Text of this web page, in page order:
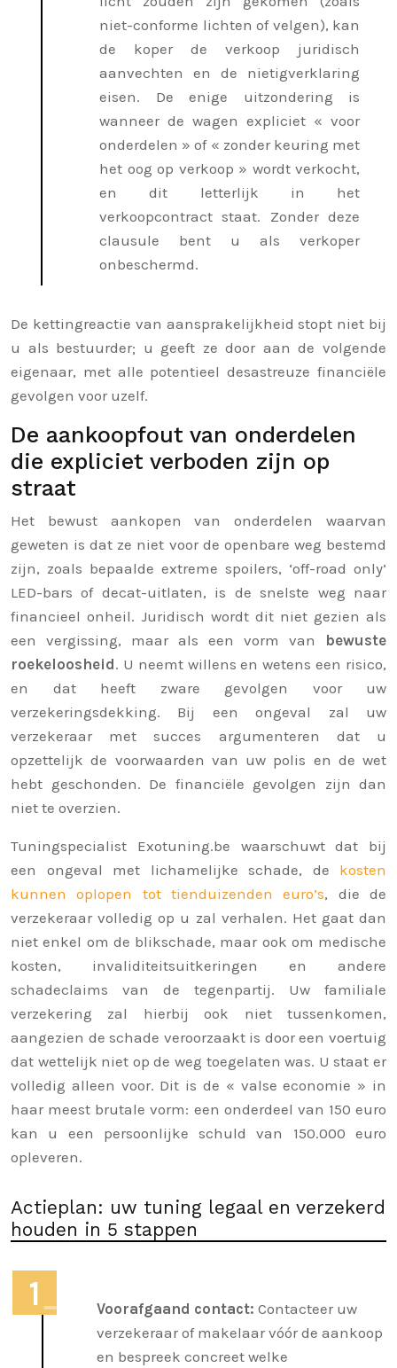
niet-conforme lichten of velgen), kan
de koper de verkoop juridisch
aanvechten en de nietigverklaring
eisen. De enige uitzondering is
wanneer de wagen expliciet « voor
onderdelen » of « zonder keuring met
het oog op verkoop » wordt verkocht,
en dit letterlijk in het
verkoopcontract staat. Zonder deze
clausule bent u als verkoper
onbeschermd.
De kettingreactie van aansprakelijkheid stopt niet bij
u als bestuurder; u geeft ze door aan de volgende
eigenaar, met alle potentieel desastreuze financiële
gevolgen voor uzelf.
De aankoopfout van onderdelen
die expliciet verboden zijn op
straat
Het bewust aankopen van onderdelen waarvan
geweten is dat ze niet voor de openbare weg bestemd
zijn, zoals bepaalde extreme spoilers, ‘off-road only’
LED-bars of decat-uitlaten, is de snelste weg naar
financieel onheil. Juridisch wordt dit niet gezien als
een vergissing, maar als een vorm van bewuste
roekeloosheid. U neemt willens en wetens een risico,
en dat heeft zware gevolgen voor uw
verzekeringsdekking. Bij een ongeval zal uw
verzekeraar met succes argumenteren dat u
opzettelijk de voorwaarden van uw polis en de wet
hebt geschonden. De financiële gevolgen zijn dan
niet te overzien.
Tuningspecialist Exotuning.be waarschuwt dat bij
een ongeval met lichamelijke schade, de kosten
kunnen oplopen tot tienduizenden euro’s, die de
verzekeraar volledig op u zal verhalen. Het gaat dan
niet enkel om de blikschade, maar ook om medische
kosten, invaliditeitsuitkeringen en andere
schadeclaims van de tegenpartij. Uw familiale
verzekering zal hierbij ook niet tussenkomen,
aangezien de schade veroorzaakt is door een voertuig
dat wettelijk niet op de weg toegelaten was. U staat er
volledig alleen voor. Dit is de « valse economie » in
haar meest brutale vorm: een onderdeel van 150 euro
kan u een persoonlijke schuld van 150.000 euro
opleveren.
Actieplan: uw tuning legaal en verzekerd
houden in 5 stappen
Voorafgaand contact: Contacteer uw
verzekeraar of makelaar vóór de aankoop
en bespreek concreet welke